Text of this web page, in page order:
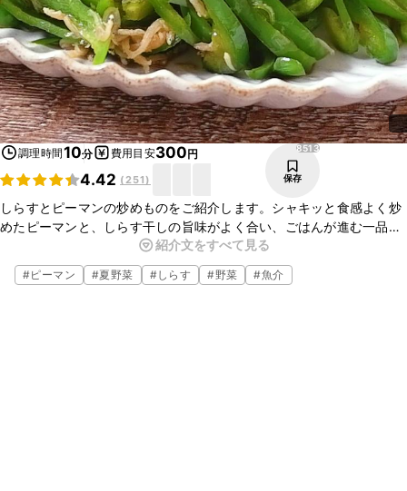
調理時間10分 費用目安300円
4.42 (251)
8513
保存
しらすとピーマンの炒めものをご紹介します。シャキッと食感よく炒
めたピーマンと、しらす干しの旨味がよく合い、ごはんが進む一品で
す。さっと炒めるだけで簡単に作れるので、あと一品ほしいときにも
お試しくださいね。
紹介文をすべて見る
#ピーマン #夏野菜 #しらす #野菜 #魚介